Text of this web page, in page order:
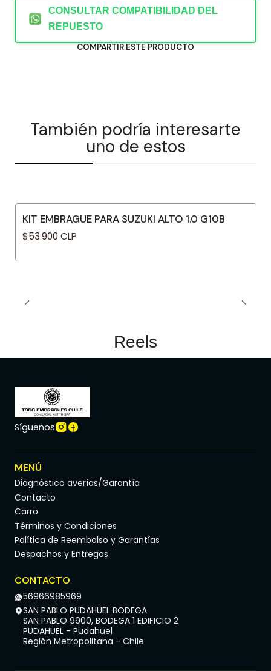
CONSULTAR COMPATIBILIDAD DEL
REPUESTO
COMPARTIR ESTE PRODUCTO
También podría interesarte
uno de estos
KIT EMBRAGUE PARA SUZUKI ALTO 1.0 G10B
$53.900 CLP
Reels
Síguenos
MENÚ
Diagnóstico averías/Garantía
Contacto
Carro
Términos y Condiciones
Política de Reembolso y Garantías
Despachos y Entregas
CONTACTO
56966985969
SAN PABLO PUDAHUEL BODEGA
SAN PABLO 9900, BODEGA 1 EDIFICIO 2
PUDAHUEL - Pudahuel
Región Metropolitana - Chile